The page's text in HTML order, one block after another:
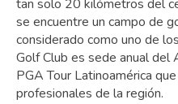
tan solo 20 kilómetros del
se encuentre un campo de
considerado como uno de
Golf Club es sede anual
PGA Tour Latinoamérica
profesionales de la región.